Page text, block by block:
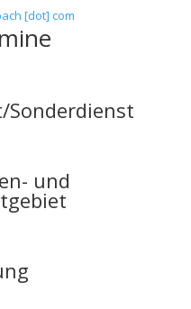
[dot] com
Sonderdienst
und